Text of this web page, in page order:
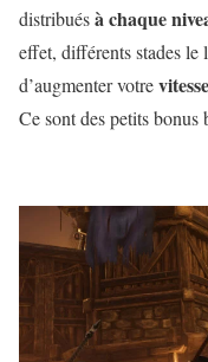
distribuésà chaque
effet, différents stades
d’augmenter votre
Ce sont des petits bonus